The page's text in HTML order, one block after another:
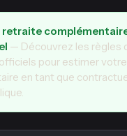
retraite
— Découvrez les règles
pour estimer
en tant que